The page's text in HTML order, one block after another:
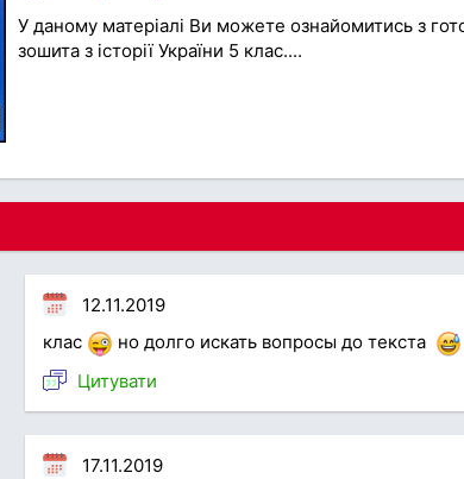
У даному матеріалі Ви можете ознайомитись з
зошита з історії України 5 клас....
12.11.2019
клас
но долго искать вопросы до текста
Цитувати
17.11.2019